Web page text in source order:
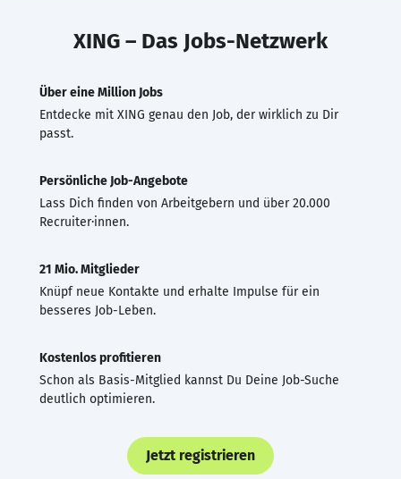
XING – Das Jobs-Netzwerk
Über eine Million Jobs
Entdecke mit XING genau den Job, der wirklich zu Dir
passt.
Persönliche Job-Angebote
Lass Dich finden von Arbeitgebern und über 20.000
Recruiter·innen.
21 Mio. Mitglieder
Knüpf neue Kontakte und erhalte Impulse für ein
besseres Job-Leben.
Kostenlos profitieren
Schon als Basis-Mitglied kannst Du Deine Job-Suche
deutlich optimieren.
Jetzt registrieren